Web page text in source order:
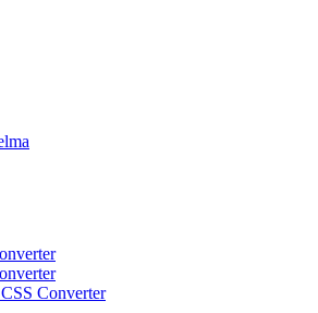
Converter